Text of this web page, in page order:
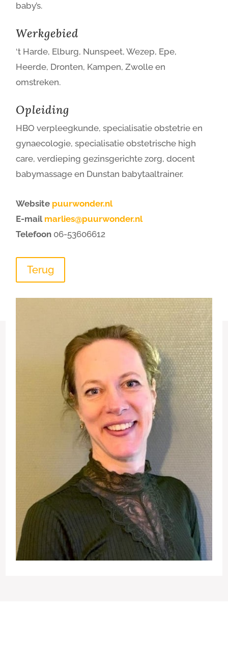
baby’s.
Werkgebied
‘t Harde, Elburg, Nunspeet, Wezep, Epe,
Heerde, Dronten, Kampen, Zwolle en
omstreken.
Opleiding
HBO verpleegkunde, specialisatie obstetrie en
gynaecologie, specialisatie obstetrische high
care, verdieping gezinsgerichte zorg, docent
babymassage en Dunstan babytaaltrainer.
Website puurwonder.nl
E-mail marlies@puurwonder.nl
Telefoon 06-53606612
Terug